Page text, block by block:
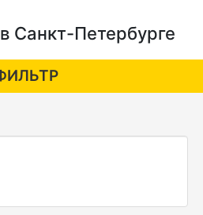
Санкт-Петербурге